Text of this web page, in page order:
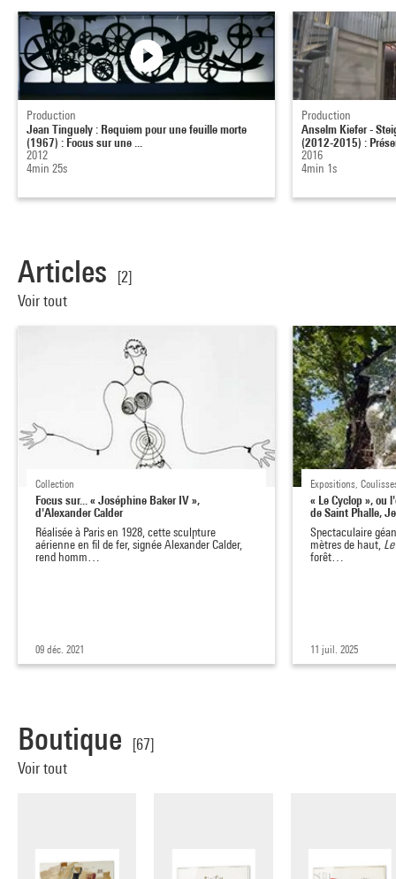
Production
Jean Tinguely : Requiem pour une feuille morte
(1967) : Focus sur une ...
2012
4min 25s
Production
Anselm Kiefer -
(2012-2015) :
2016
4min 1s
Articles
[2]
Voir tout
Collection
Focus sur... « Joséphine Baker IV »,
d'Alexander Calder
Réalisée à Paris en 1928, cette sculpture
aérienne en fil de fer, signée Alexander Calder,
rend homm…
09 déc. 2021
Expositions,
« Le Cyclop », ou
de Saint Phalle,
Spectaculaire
mètres de haut,
forêt…
11 juil. 2025
Boutique
[67]
Voir tout